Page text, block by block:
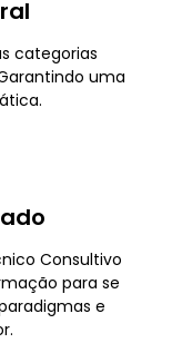
categorias
uma
Consultivo
para se
e